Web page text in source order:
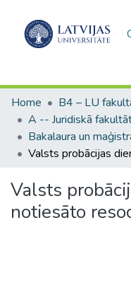
Home
Valsts
notiesāto